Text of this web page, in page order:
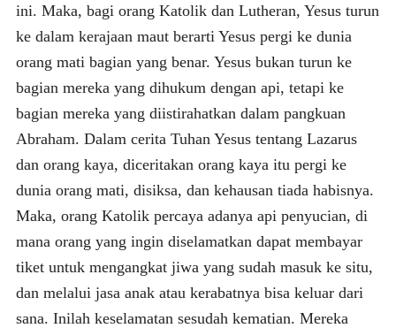
ini. Maka, bagi orang Katolik dan Lutheran, Yesus turun
ke dalam kerajaan maut berarti Yesus pergi ke dunia
orang mati bagian yang benar. Yesus bukan turun ke
bagian mereka yang dihukum dengan api, tetapi ke
bagian mereka yang diistirahatkan dalam pangkuan
Abraham. Dalam cerita Tuhan Yesus tentang Lazarus
dan orang kaya, diceritakan orang kaya itu pergi ke
dunia orang mati, disiksa, dan kehausan tiada habisnya.
Maka, orang Katolik percaya adanya api penyucian, di
mana orang yang ingin diselamatkan dapat membayar
tiket untuk mengangkat jiwa yang sudah masuk ke situ,
dan melalui jasa anak atau kerabatnya bisa keluar dari
sana. Inilah keselamatan sesudah kematian. Mereka